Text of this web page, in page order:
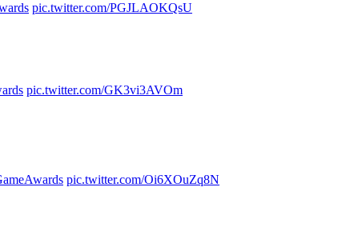
pic.twitter.com/PGJLAOKQsU
pic.twitter.com/GK3vi3AVOm
pic.twitter.com/Oi6XOuZq8N